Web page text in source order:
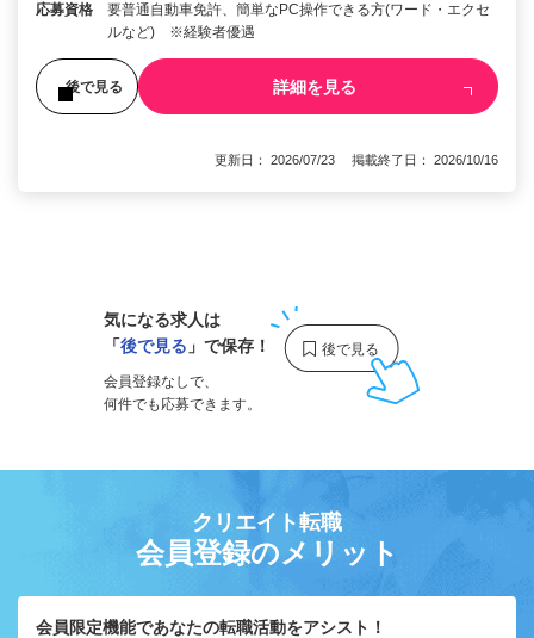
応募資格
要普通自動車免許、簡単なPC操作できる方(ワード・エクセ
ルなど) ※経験者優遇
後で見る 詳細を見る
更新日： 2026/07/23 掲載終了日： 2026/10/16
気になる求人は
「後で見る 」で保存！
会員登録なしで、
何件でも応募できます。
クリエイト転職
会員登録のメリット
会員限定機能であなたの転職活動をアシスト！